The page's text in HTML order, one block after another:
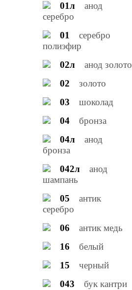
01л
анод
серебро
01
серебро
полиэфир
02л
анод золото
02
золото
03
шоколад
04
бронза
04л
анод
бронза
042л
анод
шампань
05
антик
серебро
06
антик медь
16
белый
15
черный
043
бук кантри